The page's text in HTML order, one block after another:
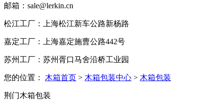
邮箱：sale@lerkin.cn
松江工厂：上海松江新车公路新杨路
嘉定工厂：上海嘉定施曹公路442号
苏州工厂：苏州胥口马舍沿桥工业园
您的位置： 木箱首页 > 木箱包装中心 > 木箱包装
荆门木箱包装